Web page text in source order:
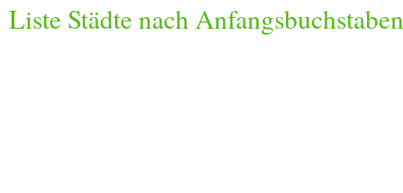
Liste Städte nach Anfangsbuchstaben